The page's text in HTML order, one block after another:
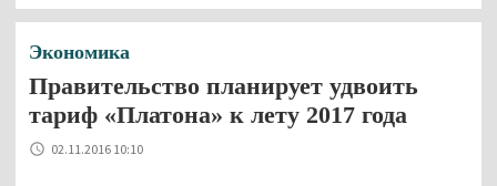
Экономика
Правительство планирует удвоить
тариф «Платона» к лету 2017 года
02.11.2016 10:10